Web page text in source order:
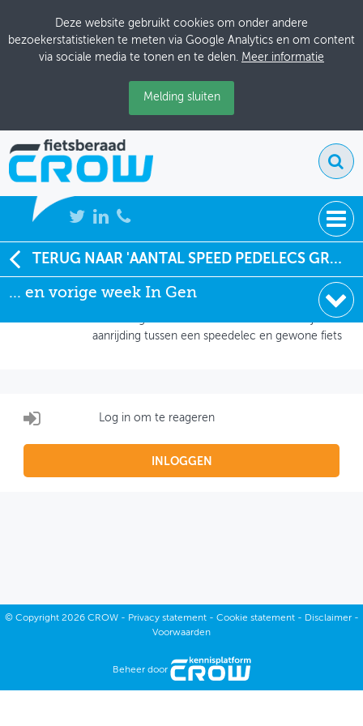
Deze website gebruikt cookies om onder andere
bezoekerstatistieken te meten via Google Analytics en om content
via sociale media te tonen en te delen. Meer informatie
Melding sluiten
NIEUWS
BIJEENKOMSTEN
KENNISBANK
THEMASITES
TERUG NAAR 'AANTAL SPEED PEDELECS GROEIT STERK IN BELGIË'
... en vorige week In Gen
Jo Verwimp, Groen!
08-10-2019 om 12:19
aanrijding tussen een speedelec en gewone fiets
Log in om te reageren
INLOGGEN
© Copyright2026 CROW - Privacy statement- Cookie statement- Disclaimer-
Voorwaarden
Beheer door